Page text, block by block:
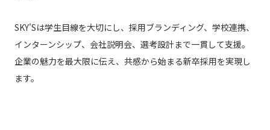
SKY'Sは学生目線を大切にし、採用ブランディング、学校連携、
インターンシップ、会社説明会、選考設計まで一貫して支援。
企業の魅力を最大限に伝え、共感から始まる新卒採用を実現し
ます。